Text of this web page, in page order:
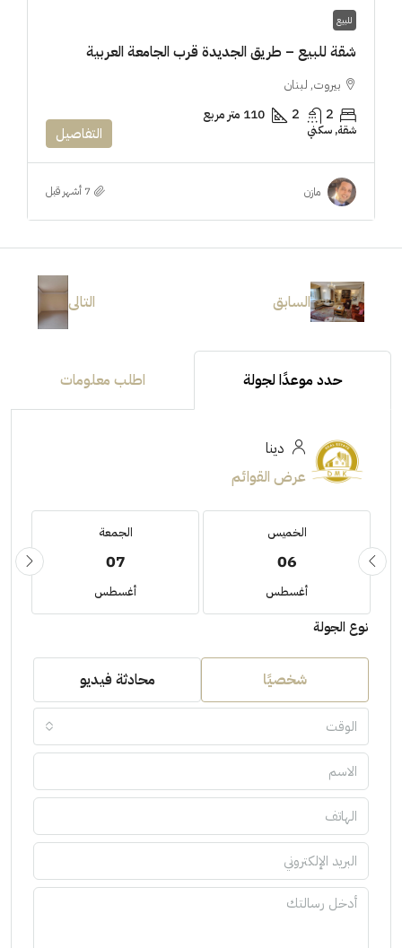
للبيع
شقة للبيع – طريق الجديدة قرب الجامعة العربية
بيروت, لبنان
2
2 110 متر مربع
شقة, سكني التفاصيل
مازن
السابق التالى
حدد موعدًا لجولة اطلب معلومات
دينا
عرض القوائم
الخميس
06
أغسطس
الجمعة
07
أغسطس
نوع الجولة
شخصيًا محادثة فيديو
الوقت